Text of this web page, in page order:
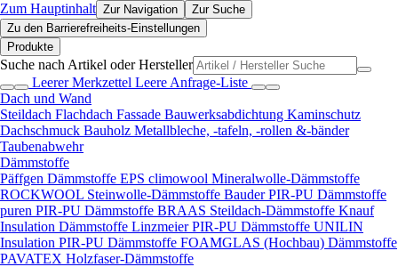
Zum Hauptinhalt Zur Navigation
Zur Suche
Zu den Barrierefreiheits-Einstellungen
Produkte
Suche nach Artikel oder Hersteller
Leerer Merkzettel Leere Anfrage-Liste
Dach und Wand
Steildach Flachdach Fassade Bauwerksabdichtung Kaminschutz
Dachschmuck Bauholz Metallbleche, -tafeln, -rollen &-bänder
Taubenabwehr
Dämmstoffe
Päffgen Dämmstoffe EPS climowool Mineralwolle-Dämmstoffe
ROCKWOOL Steinwolle-Dämmstoffe Bauder PIR-PU Dämmstoffe
puren PIR-PU Dämmstoffe BRAAS Steildach-Dämmstoffe Knauf
Insulation Dämmstoffe Linzmeier PIR-PU Dämmstoffe UNILIN
Insulation PIR-PU Dämmstoffe FOAMGLAS (Hochbau) Dämmstoffe
PAVATEX Holzfaser-Dämmstoffe